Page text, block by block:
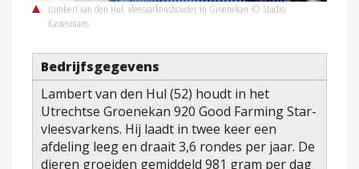
Lambert van den Hul, vleesvarkenshouder in Groenekan © Studio
Kastermans
Bedrijfsgegevens
Lambert van den Hul (52) houdt in het
Utrechtse Groenekan 920 Good Farming Star-
vleesvarkens. Hij laadt in twee keer een
afdeling leeg en draait 3,6 rondes per jaar. De
dieren groeiden gemiddeld 981 gram per dag